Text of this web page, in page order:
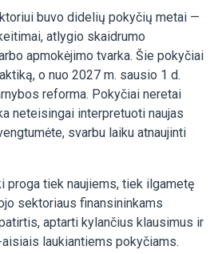
buvo didelių pokyčių metai —
atlygio skaidrumo
apmokėjimo tvarka. Šie pokyčiai
o nuo 2027 m. sausio 1 d.
reforma. Pokyčiai neretai
neteisingai interpretuoti naujas
svarbu laiku atnaujinti
proga tiek naujiems, tiek ilgametę
sektoriaus finansininkams
aptarti kylančius klausimus ir
laukiantiems pokyčiams.